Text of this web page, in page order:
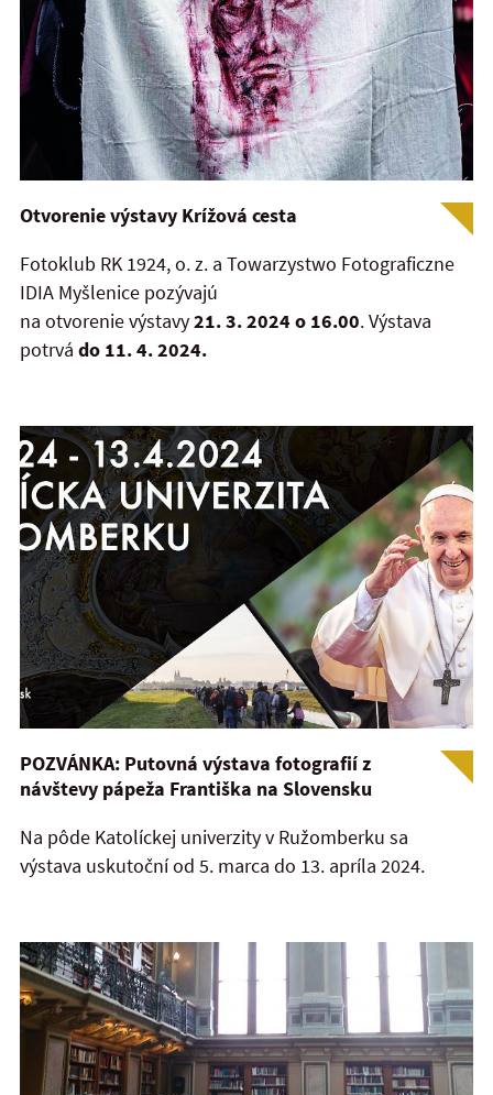
Otvorenie výstavy Krížová cesta
Fotoklub RK 1924, o. z. a Towarzystwo Fotograficzne
IDIA Myšlenice pozývajú
na otvorenie výstavy21. 3. 2024 o 16.00. Výstava
potrvá do 11. 4. 2024.
POZVÁNKA: Putovná výstava fotografií z
návštevy pápeža Františka na Slovensku
Na pôde Katolíckej univerzity v Ružomberku sa
výstava uskutoční od 5. marca do 13. apríla 2024.